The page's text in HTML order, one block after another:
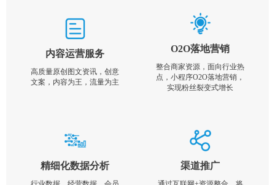
内容运营服务
高质量原创图文资讯，创意
文案，内容为王，流量为主
O2O落地营销
整合商家资源，面向行业热
点，小程序O2O落地营销，
实现粉丝裂变式增长
精细化数据分析 渠道推广